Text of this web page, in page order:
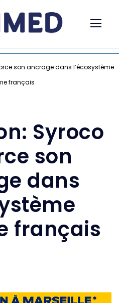
son ancrage dans l’écosystème
français
Syroco
son
dans
français